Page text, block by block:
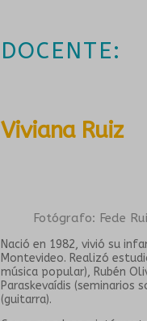
DOCENTE:
Viviana Ruiz
Fotógrafo: Fede
Nació en 1982, vivió su
Montevideo. Realizó
música popular), Rubén
Paraskevaídis
(guitarra).